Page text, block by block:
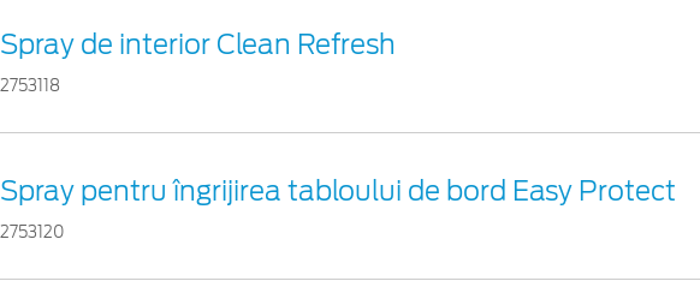
Spray de interior Clean Refresh
2753118
Spray pentru îngrijirea tabloului de bord Easy Protect
2753120